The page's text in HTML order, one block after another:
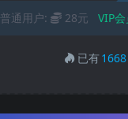
普通用户: 28元 VIP
已有1668